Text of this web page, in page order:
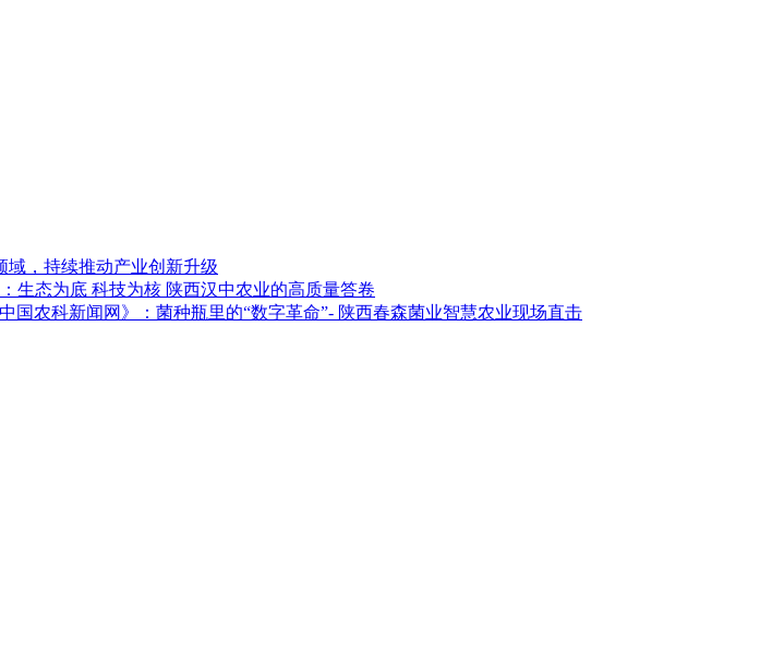
域，持续推动产业创新升级
：生态为底 科技为核 陕西汉中农业的高质量答卷
中国农科新闻网》：菌种瓶里的“数字革命”- 陕西春森菌业智慧农业现场直击